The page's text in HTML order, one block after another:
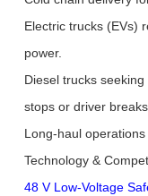
Electric trucks (EVs)
power.
Diesel trucks
stops or driver breaks.
Long-haul
Technology &
48 V Low-Voltage